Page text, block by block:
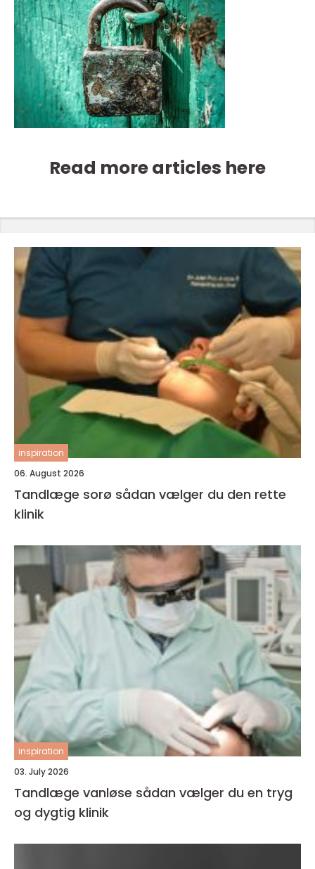
Read more articles here
inspiration
06. August 2026
Tandlæge sorø sådan vælger du den rette
klinik
inspiration
03. July 2026
Tandlæge vanløse sådan vælger du en tryg
og dygtig klinik